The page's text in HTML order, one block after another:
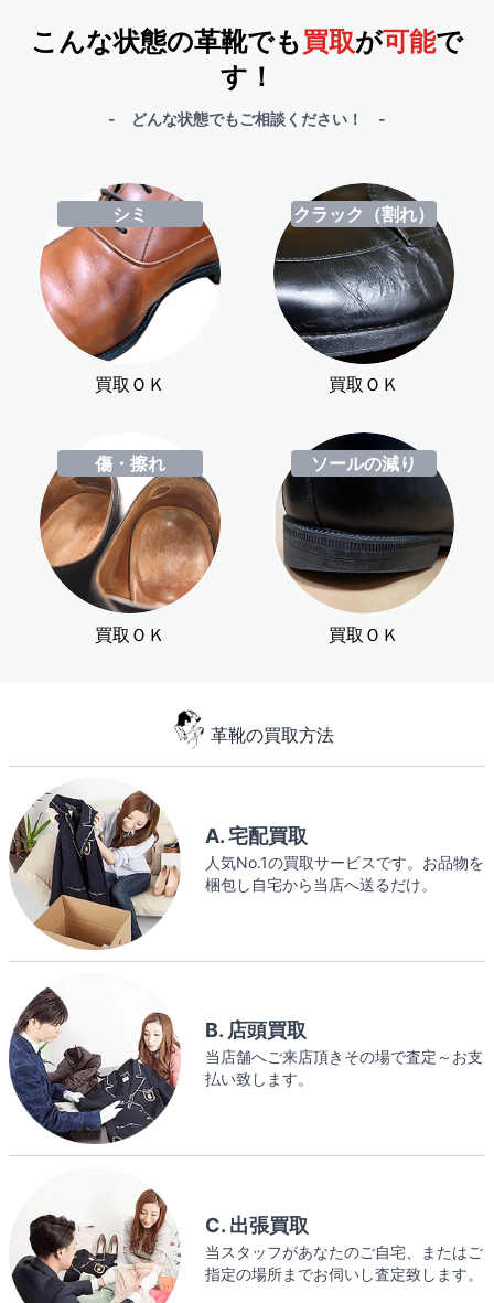
こんな状態の革靴でも買取が可能で
す！
- どんな状態でもご相談ください！ -
シミ
買取ＯＫ
クラック（割れ）
買取ＯＫ
傷・擦れ
買取ＯＫ
ソールの減り
買取ＯＫ
革靴の買取方法
A. 宅配買取
人気No.1の買取サービスです。お品物を
梱包し自宅から当店へ送るだけ。
B. 店頭買取
当店舗へご来店頂きその場で査定～お支
払い致します。
C. 出張買取
当スタッフがあなたのご自宅、またはご
指定の場所までお伺いし査定致します。